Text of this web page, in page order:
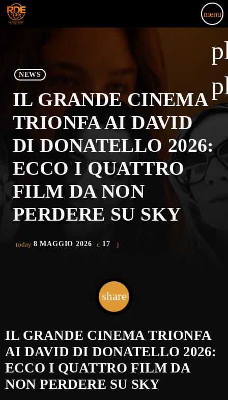
menu
NEWS
IL GRANDE CINEMA
TRIONFA AI DAVID
DI DONATELLO 2026:
ECCO I QUATTRO
FILM DA NON
PERDERE SU SKY
today 8 MAGGIO 2026 17
share
email
IL GRANDE CINEMA TRIONFA
AI DAVID DI DONATELLO 2026:
ECCO I QUATTRO FILM DA
NON PERDERE SU SKY